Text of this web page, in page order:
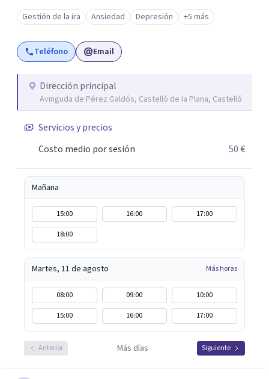
en que consiste y que esperamos de usted. Se
suministrará material de apoyo. También cada terapia se
adaptará al perfil de cada cliente y su problemática
personal. Será un espacio de reflexión, donde en un
lo que le ocurre y como superarlo.
Gestión de la ira Ansiedad Depresión +5 más
Teléfono Email
Dirección principal
Avinguda de Pérez Galdós, Castelló de la Plana, Castelló
Servicios y precios
Costo medio por sesión
50 €
Mañana
15:00 16:00
17:00
18:00
Martes, 11 de agosto Más horas
08:00 09:00
10:00
15:00
16:00 17:00
Anterior Más días Siguiente